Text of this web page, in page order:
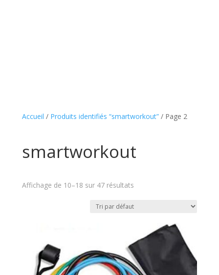
Accueil / Produits identifiés “smartworkout”/ Page 2
smartworkout
Affichage de 10–18 sur 47 résultats